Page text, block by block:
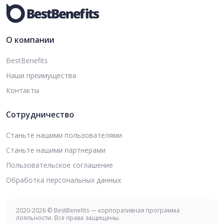
О компании
BestBenefits
Наши преимущества
Контакты
Сотрудничество
Станьте нашими пользователями
Станьте нашими партнерами
Пользовательское соглашение
Обработка персональных данных
2020-2026 © BestBenefits — корпоративная программа
лояльности. Все права защищены.